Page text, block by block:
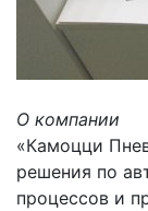
О компании
«Камоцци
решения по
процессов и